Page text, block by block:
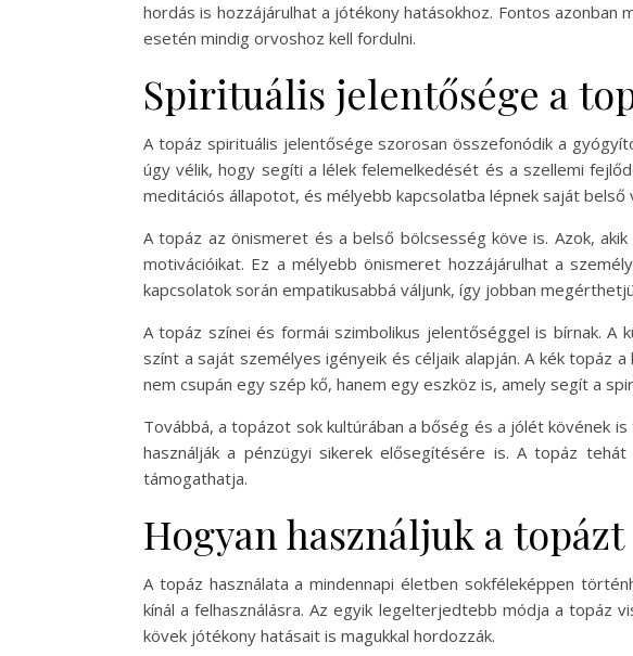
hordás is hozzájárulhat a jótékony hatásokhoz. Fontos
esetén mindig orvoshoz kell fordulni.
Spirituális jelentősége a
A topáz spirituális jelentősége szorosan összefonódik a
úgy vélik, hogy segíti a lélek felemelkedését és a szellemi
meditációs állapotot, és mélyebb kapcsolatba lépnek saját belső
A topáz az önismeret és a belső bölcsesség köve is. Azok,
motivációikat. Ez a mélyebb önismeret hozzájárulhat a
kapcsolatok során empatikusabbá váljunk, így jobban
A topáz színei és formái szimbolikus jelentőséggel is bírnak. A
színt a saját személyes igényeik és céljaik alapján. A kék topáz
nem csupán egy szép kő, hanem egy eszköz is, amely segít a
Továbbá, a topázot sok kultúrában a bőség és a jólét kövének
használják a pénzügyi sikerek elősegítésére is. A topáz
támogathatja.
Hogyan használjuk a
A topáz használata a mindennapi életben sokféleképpen
kínál a felhasználásra. Az egyik legelterjedtebb módja a topáz
kövek jótékony hatásait is magukkal hordozzák.